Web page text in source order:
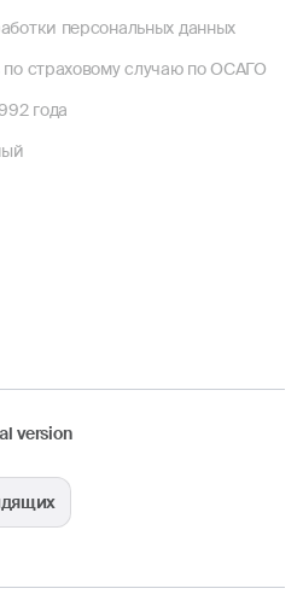
персональных данных
по страховому случаю по ОСАГО
года
version